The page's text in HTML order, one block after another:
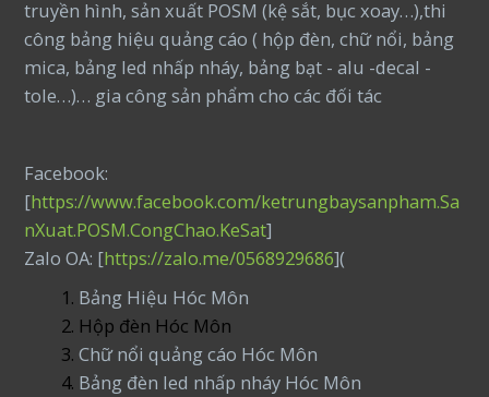
truyền hình, sản xuất POSM (kệ sắt, bục xoay…),thi
công bảng hiệu quảng cáo ( hộp đèn, chữ nổi, bảng
mica, bảng led nhấp nháy, bảng bạt - alu -decal -
tole…)… gia công sản phẩm cho các đối tác
Facebook:
[https://www.facebook.com/ketrungbaysanpham.Sa
nXuat.POSM.CongChao.KeSat]
Zalo OA: [https://zalo.me/0568929686](
Bảng Hiệu Hóc Môn
Hộp đèn Hóc Môn
Chữ nổi quảng cáo Hóc Môn
Bảng đèn led nhấp nháy Hóc Môn